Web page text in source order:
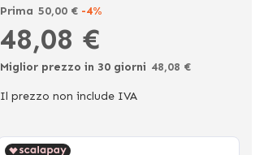
Prima 50,00 € -4%
Ora
48,08 €
Miglior prezzo in 30 giorni 48,08 €
Il prezzo non include IVA